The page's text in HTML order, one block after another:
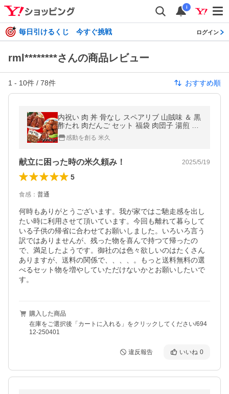
i
毎日引けるくじ 今すぐ挑戦 ログイン
rml********さんの商品レビュー
1 - 10件 / 78件 おすすめ順
内祝い 肉 丼 骨なし スペアリブ 山賊味 ＆ 黒
酢たれ 肉だんご セット 福袋 肉団子 湯煎 温
めるだけ ご飯のお供 おかず
感動を創る 米久
献立に困った時の米久頼み！ 2025/5/19
5
食感 ： 普通
何時もありがとうございます。我が家ではご馳走感を出し
たい時に利用させて頂いています。今回も離れて暮らして
いる子供の帰省に合わせてお願いしました。いろいろ言う
訳ではありませんが、残った物を喜んで持つて帰ったの
で、満足したようです。御社のは色々欲しいのはたくさん
ありますが、送料の関係で、、、、。もっと送料無料の選
べるセット物を増やしていただけないかとお願いしたいで
す。
購入した商品
在庫をご選択後「カートに入れる」をクリックしてください/694
12-250401
違反報告 いいね 0